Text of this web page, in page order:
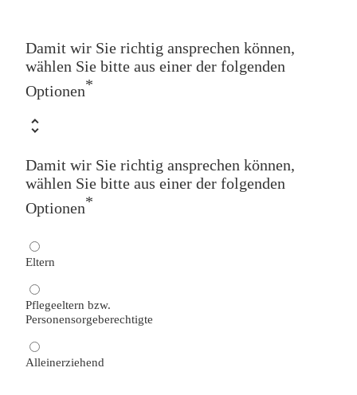
Damit wir Sie richtig ansprechen können,
wählen Sie bitte aus einer der folgenden
Optionen*
Damit wir Sie richtig ansprechen können,
wählen Sie bitte aus einer der folgenden
Optionen*
Eltern
Pflegeeltern bzw.
Personensorgeberechtigte
Alleinerziehend